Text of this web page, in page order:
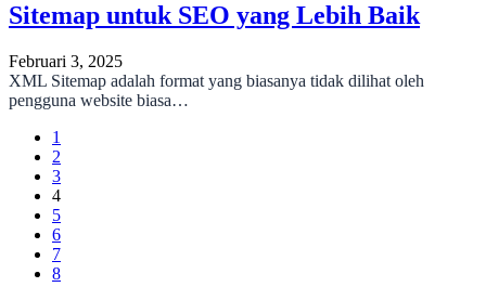
Sitemap untuk SEO yang Lebih Baik
Februari 3, 2025
XML Sitemap adalah format yang biasanya tidak dilihat oleh
pengguna website biasa…
1
2
3
4
5
6
7
8